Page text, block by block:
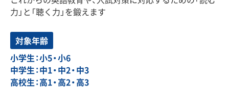
力」と「聴く力」を鍛えます
対象年齢
小学生：小5・小6
中学生：中1・中2・中3
高校生：高1・高2・高3